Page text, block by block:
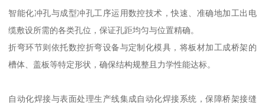
智能化冲孔与成型冲孔工序运用数控技术，快速、准确地加工出电
缆敷设所需的各类孔位，保证孔距均匀与位置精确。
折弯环节则依托数控折弯设备与定制化模具，将板材加工成桥架的
槽体、盖板等特定形状，确保结构规整且力学性能达标。
自动化焊接与表面处理生产线集成自动化焊接系统，保障桥架接缝